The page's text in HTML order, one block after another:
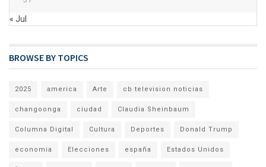
« Jul
BROWSE BY TOPICS
2025 america Arte cb television noticias
changoonga ciudad Claudia Sheinbaum
Columna Digital Cultura Deportes Donald Trump
economia Elecciones españa Estados Unidos